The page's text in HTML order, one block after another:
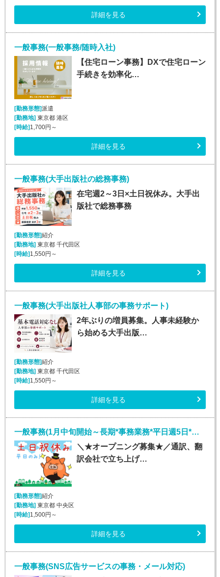
詳細を見る
一般事務(一般事務/随時入社)
【住宅ローン事務】DXで住宅ローン
手続きを効率化…
[勤務形態]派遣
[勤務地]東京都 港区
[時給]1,700円～
詳細を見る
一般事務(大手出版社の総務事務)
在宅週2～3日×土日祝休み。大手出
版社で総務事務
[勤務形態]紹介
[勤務地]東京都 千代田区
[時給]1,550円～
詳細を見る
一般事務(大手出版社人事部の事務サポート)
2年ぶりの増員募集。人事未経験か
ら始める大手出版…
[勤務形態]紹介
[勤務地]東京都 千代田区
[時給]1,550円～
詳細を見る
一般事務(1月中旬開始～長期*事務業務*平日週5日*銀座)
＼★オープニング募集★／通訳、翻
訳会社で立ち上げ…
[勤務形態]紹介
[勤務地] 東京都 中央区
[時給] 1,500円～
詳細を見る
一般事務(SNS広告サービスの事務・メール対応)